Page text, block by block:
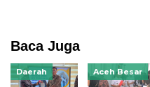
Baca Juga
Daerah Aceh Besar